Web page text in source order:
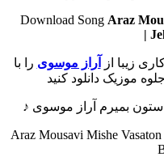
Araz
زیبا از آراز موسوی را با
موزیک دانلود کنید
بمیرم آراز موسوی ♪